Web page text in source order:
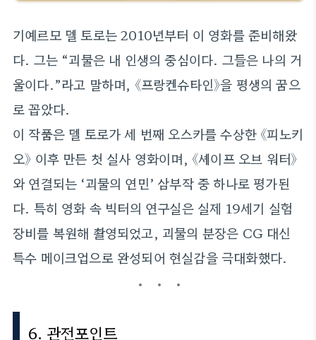
기예르모 델 토로는 2010년부터 이 영화를 준비해왔
다. 그는 “괴물은 내 인생의 중심이다. 그들은 나의 거
울이다.”라고 말하며, 《프랑켄슈타인》을 평생의 꿈으
로 꼽았다.
이 작품은 델 토로가 세 번째 오스카를 수상한 《피노키
오》 이후 만든 첫 실사 영화이며, 《셰이프 오브 워터》
와 연결되는 ‘괴물의 연민’ 삼부작 중 하나로 평가된
다. 특히 영화 속 빅터의 연구실은 실제 19세기 실험
장비를 복원해 촬영되었고, 괴물의 분장은 CG 대신
특수 메이크업으로 완성되어 현실감을 극대화했다.
6. 관전포인트